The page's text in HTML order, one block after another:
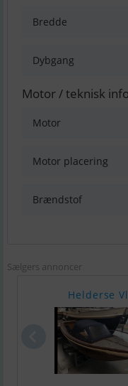
Bredde
Dybgang
Motor / teknisk
Motor
Motor placering
Brændstof
Sælgers annoncer
Helderse